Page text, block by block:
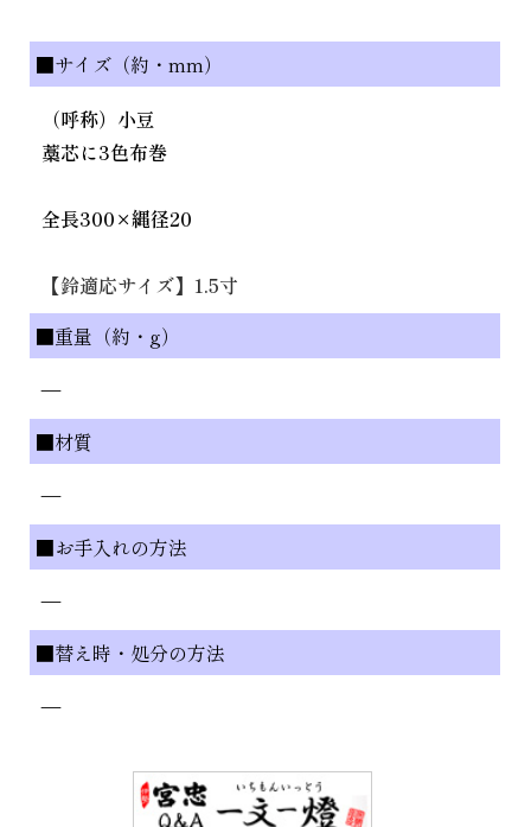
■サイズ（約・mm）
（呼称）小豆
藁芯に3色布巻
全長300×縄径20
【鈴適応サイズ】1.5寸
■重量（約・g）
—
■材質
—
■お手入れの方法
—
■替え時・処分の方法
—